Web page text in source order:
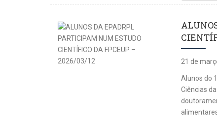
21 de
Alunos do
Ciências